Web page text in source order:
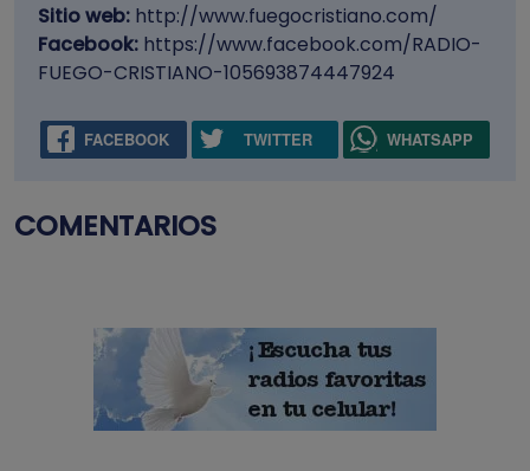
Sitio web: http://www.fuegocristiano.com/
Facebook: https://www.facebook.com/RADIO-
FUEGO-CRISTIANO-105693874447924
FACEBOOK TWITTER WHATSAPP
COMENTARIOS